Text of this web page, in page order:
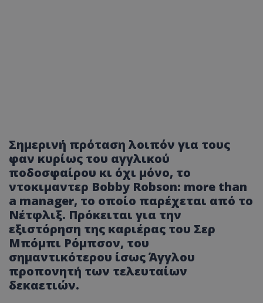
Σημερινή πρόταση λοιπόν για τους
φαν κυρίως του αγγλικού
ποδοσφαίρου κι όχι μόνο, το
ντοκιμαντερ Bobby Robson: more than
a manager, το οποίο παρέχεται από το
Νέτφλιξ. Πρόκειται για την
εξιστόρηση της καριέρας του Σερ
Μπόμπι Ρόμπσον, του
σημαντικότερου ίσως Άγγλου
προπονητή των τελευταίων
δεκαετιών.